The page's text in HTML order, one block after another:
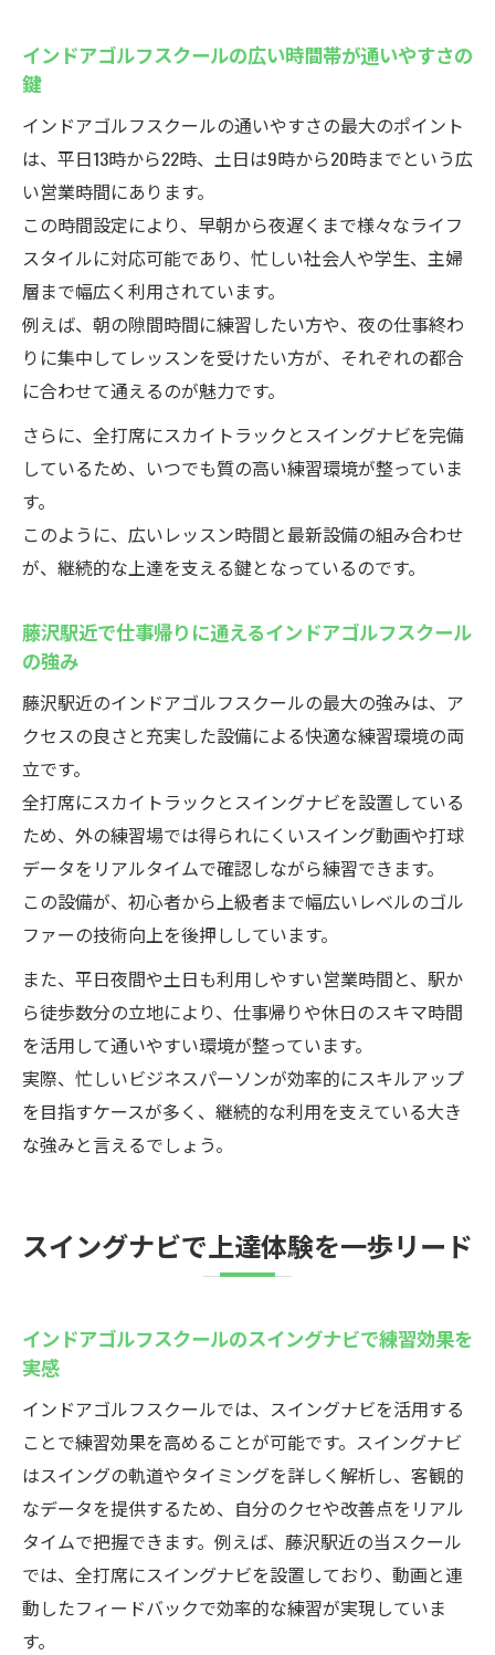
インドアゴルフスクールの広い時間帯が通いやすさの
鍵
インドアゴルフスクールの通いやすさの最大のポイント
は、平日13時から22時、土日は9時から20時までという広
い営業時間にあります。
この時間設定により、早朝から夜遅くまで様々なライフ
スタイルに対応可能であり、忙しい社会人や学生、主婦
層まで幅広く利用されています。
例えば、朝の隙間時間に練習したい方や、夜の仕事終わ
りに集中してレッスンを受けたい方が、それぞれの都合
に合わせて通えるのが魅力です。
さらに、全打席にスカイトラックとスイングナビを完備
しているため、いつでも質の高い練習環境が整っていま
す。
このように、広いレッスン時間と最新設備の組み合わせ
が、継続的な上達を支える鍵となっているのです。
藤沢駅近で仕事帰りに通えるインドアゴルフスクール
の強み
藤沢駅近のインドアゴルフスクールの最大の強みは、ア
クセスの良さと充実した設備による快適な練習環境の両
立です。
全打席にスカイトラックとスイングナビを設置している
ため、外の練習場では得られにくいスイング動画や打球
データをリアルタイムで確認しながら練習できます。
この設備が、初心者から上級者まで幅広いレベルのゴル
ファーの技術向上を後押ししています。
また、平日夜間や土日も利用しやすい営業時間と、駅か
ら徒歩数分の立地により、仕事帰りや休日のスキマ時間
を活用して通いやすい環境が整っています。
実際、忙しいビジネスパーソンが効率的にスキルアップ
を目指すケースが多く、継続的な利用を支えている大き
な強みと言えるでしょう。
スイングナビで上達体験を一歩リード
インドアゴルフスクールのスイングナビで練習効果を
実感
インドアゴルフスクールでは、スイングナビを活用する
ことで練習効果を高めることが可能です。スイングナビ
はスイングの軌道やタイミングを詳しく解析し、客観的
なデータを提供するため、自分のクセや改善点をリアル
タイムで把握できます。例えば、藤沢駅近の当スクール
では、全打席にスイングナビを設置しており、動画と連
動したフィードバックで効率的な練習が実現していま
す。